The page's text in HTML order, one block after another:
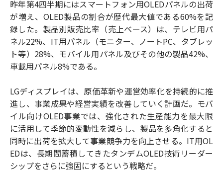
昨年第4四半期にはスマートフォン用OLEDパネルの出荷
が増え、OLED製品の割合が歴代最大値である60%を記
録した。製品別販売比率（売上ベース）は、テレビ用パ
ネル22%、IT用パネル（モニター、ノートPC、タブレッ
ト等）28%、モバイル用パネル及びその他の製品42%、
車載用パネル8%である。
LGディスプレイは、原価革新や運営効率化を持続的に推
進し、事業成果や経営実績を改善していく計画だ。モバ
イル向けOLED事業では、強化された生産能力を最大限
に活用して季節的変動性を減らし、製品を多角化すると
同時に出荷を拡大して事業競争力を向上させる。IT用OL
EDは、長期間蓄積してきたタンデムOLED技術リーダー
シップをさらに強固にするという戦略だ。